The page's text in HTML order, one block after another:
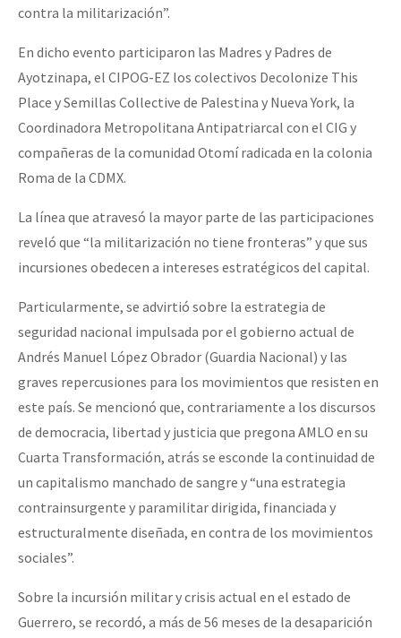
Audio
Video
Otras secciones
la naturaleza bajo asedio)
COVID-19
Eventos
Contacto
Se o México sabe, que o mundo saiba! Nossas lutas pela
[25 abr – CDMX] Tokín por el CNI: 30 años de Resistencia y
contra la militarización”.
En dicho evento participaron las Madres y Padres de
Ayotzinapa, el CIPOG-EZ los colectivos Decolonize This
Place y Semillas Collective de Palestina y Nueva York, la
Coordinadora Metropolitana Antipatriarcal con el CIG y
compañeras de la comunidad Otomí radicada en la colonia
Roma de la CDMX.
La línea que atravesó la mayor parte de las participaciones
reveló que “la militarización no tiene fronteras” y que sus
incursiones obedecen a intereses estratégicos del capital.
Particularmente, se advirtió sobre la estrategia de
seguridad nacional impulsada por el gobierno actual de
Andrés Manuel López Obrador (Guardia Nacional) y las
graves repercusiones para los movimientos que resisten en
este país. Se mencionó que, contrariamente a los discursos
de democracia, libertad y justicia que pregona AMLO en su
Cuarta Transformación, atrás se esconde la continuidad de
un capitalismo manchado de sangre y “una estrategia
contrainsurgente y paramilitar dirigida, financiada y
estructuralmente diseñada, en contra de los movimientos
sociales”.
Sobre la incursión militar y crisis actual en el estado de
Guerrero, se recordó, a más de 56 meses de la desaparición